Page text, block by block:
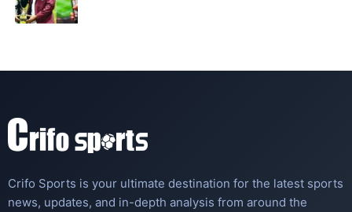
Crifo Sports is your ultimate destination for the latest sports
news, updates, and in-depth analysis from around the